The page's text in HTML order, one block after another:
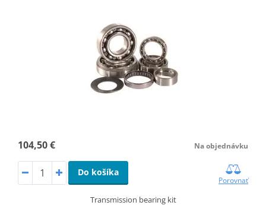
104,50 € Na objednávku
Do košíka
Porovnať
Transmission bearing kit